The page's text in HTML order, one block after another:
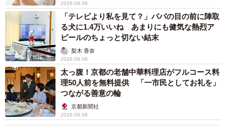
またキリスト教の食事前のお祈りとの関連性について言及
する声もいくつかありました。明治時代には西洋文化を換
骨奪胎、アレンジして導入するという例が多々あります
が、「いただきます」もその一つではなかったのかと。実
証できるかどうかはわかりませんが、これも非常に興味深
い意見だと思いました。
その他も数多くのコメントをいただきましたが、思いがけ
ない大反響で驚いています。「いただきます」という言葉
2026.08.08
「テレビより私を見て？」パパの目の前に陣取
る犬に1.4万いいね あまりにも健気な熱烈ア
ピールのちょっと切ない結末
梨木 香奈
2026.08.08
太っ腹！京都の老舗中華料理店がフルコース料
理50人前を無料提供 「一市民としてお礼を」
つながる善意の輪
京都新聞社
2026.08.08